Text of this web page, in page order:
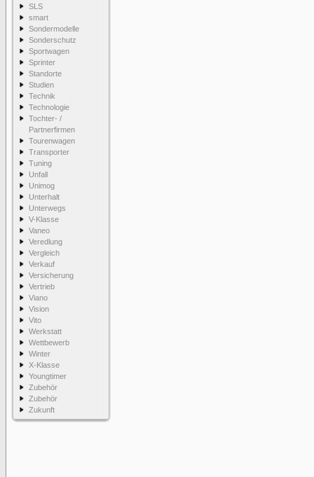
SLS
smart
Sondermodelle
Sonderschutz
Sportwagen
Sprinter
Standorte
Studien
Technik
Technologie
Tochter- /
Partnerfirmen
Tourenwagen
Transporter
Tuning
Unfall
Unimog
Unterhalt
Unterwegs
V-Klasse
Vaneo
Veredlung
Vergleich
Verkauf
Versicherung
Vertrieb
Viano
Vision
Vito
Werkstatt
Wettbewerb
Winter
X-Klasse
Youngtimer
Zubehör
Zubehör
Zukunft